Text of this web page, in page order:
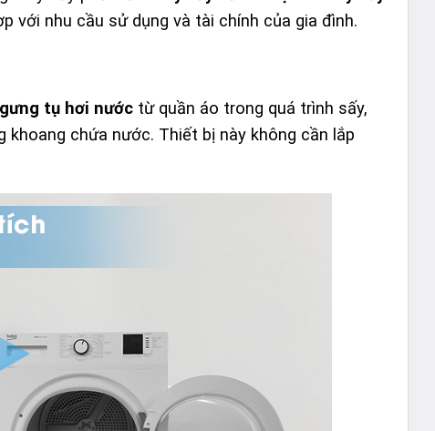
với nhu cầu sử dụng và tài chính của gia đình.
tụ hơi nước từ quần áo trong quá trình sấy,
chứa nước. Thiết bị này không cần lắp